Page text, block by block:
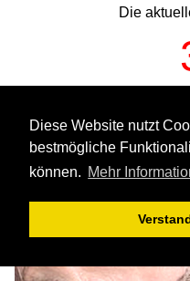
Diese Website nutzt
bestmögliche
können. Mehr
Die
Woche vom Montag,